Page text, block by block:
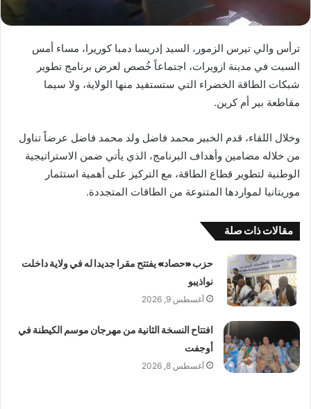
ترأس والي تيرس الزمور، السيد إدريسا دمبا كوريرا، مساء أمس
السبت في مدينة ازويرات، اجتماعاً خُصص لعرض برنامج تطوير
شبكات الطاقة الخضراء التي ستستفيد منها الولاية، ولا سيما
مقاطعة بير أم كرين.
وخلال اللقاء، قدم الخبير محمد فاضل ولد محمد فاضل عرضاً تناول
من خلاله مضامين وأهداف البرنامج، الذي يأتي ضمن الاستراتيجية
الوطنية لتطوير قطاع الطاقة، مع التركيز على أهمية استثمار
موريتانيا لمواردها المتنوعة من الطاقات المتجددة.
مقالات ذات صلة
حزب «حصاد» يفتتح مقرا جديدا له في ولاية داخلت
نواذيبو
أغسطس 9, 2026
افتتاح النسخة الثانية من مهرجان موسم الكيطنة في
أوجفت
أغسطس 8, 2026